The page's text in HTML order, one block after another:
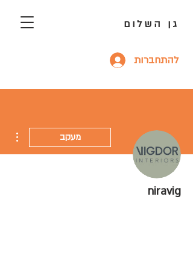
גן השלום
להתחברות
מעקב
niravig